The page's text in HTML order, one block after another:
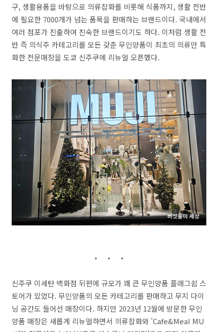
구,생활용품을 바탕으로 의류잡화를 비롯해 식품까지,생활 전반
에 필요한 7000개가 넘는 품목을 판매하는 브랜드이다. 국내에서
여러 점포가 진출하여 친숙한 브랜드이기도 하다. 이처럼 생활 전
반 즉 의식주 카테고리를 모든 갖춘 무인양품이 최초의 의류만 특
화한 전문매장을 도쿄 신주쿠에 리뉴얼 오픈했다.
신주쿠 이세탄 백화점 뒤편에 규모가 꽤 큰 무인양품 플래그쉽 스
토어가 있었다. 무인양품의 모든 카테고리를 판매하고 무지 다이
닝 공간도 들어선 매장이다. 하지만 2023년 12월에 방문한 무인
양품 매장은 새롭게 리뉴얼하면서 의류잡화와 'Cafe&Meal MU